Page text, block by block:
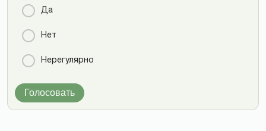
Да
Нет
Нерегулярно
Голосовать